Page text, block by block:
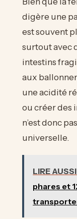
digère une
est souvent
surtout avec
intestins
aux
une acidité
ou créer des
n’est donc
universelle.
LIRE AUSSI
phares et